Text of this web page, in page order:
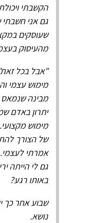
הקשבתי
גם אני חשבתי
שעוסקים
מהעיסוק
"אבל בכל
מימוש עצמי
מבינה
יתרון באדם
מימוש
של הצורך
אמרתי לעצמי.
גם לי הייתה
באותו רגע?
שבוע אחר כך
נושא.